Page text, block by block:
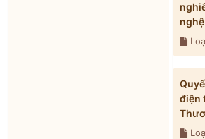
điện